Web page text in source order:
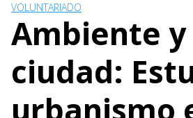
VOLUNTARIADO
Ambiente y
ciudad:
urbanismo